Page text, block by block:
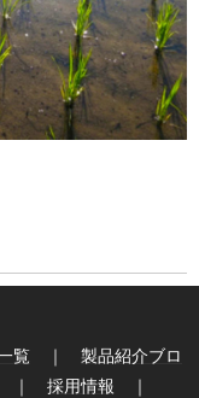
覧 ｜ 製品紹介ブロ
｜ 採用情報 ｜